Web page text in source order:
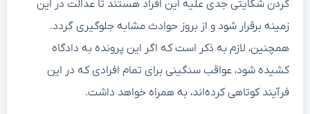
کردن شکایتی جدی علیه این افراد هستند تا عدالت در این
زمینه برقرار شود و از بروز حوادث مشابه جلوگیری گردد.
همچنین، لازم به ذکر است که اگر این پرونده به دادگاه
کشیده شود، عواقب سنگینی برای تمام افرادی که در این
فرآیند کوتاهی کرده‌اند، به همراه خواهد داشت.